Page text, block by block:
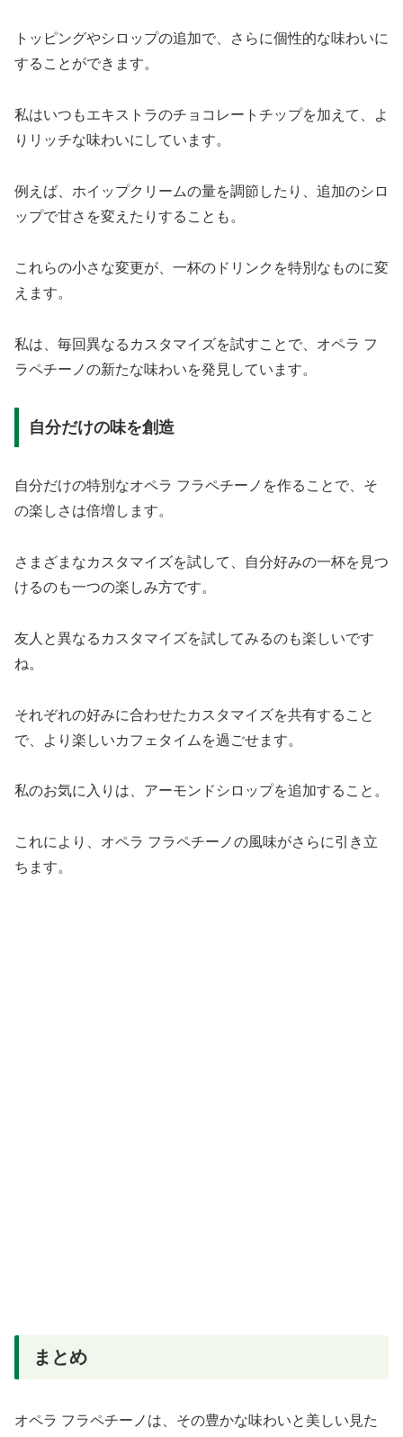
トッピングやシロップの追加で、さらに個性的な味わいに
することができます。
私はいつもエキストラのチョコレートチップを加えて、よ
りリッチな味わいにしています。
例えば、ホイップクリームの量を調節したり、追加のシロ
ップで甘さを変えたりすることも。
これらの小さな変更が、一杯のドリンクを特別なものに変
えます。
私は、毎回異なるカスタマイズを試すことで、オペラ フ
ラペチーノの新たな味わいを発見しています。
自分だけの味を創造
自分だけの特別なオペラ フラペチーノを作ることで、そ
の楽しさは倍増します。
さまざまなカスタマイズを試して、自分好みの一杯を見つ
けるのも一つの楽しみ方です。
友人と異なるカスタマイズを試してみるのも楽しいです
ね。
それぞれの好みに合わせたカスタマイズを共有すること
で、より楽しいカフェタイムを過ごせます。
私のお気に入りは、アーモンドシロップを追加すること。
これにより、オペラ フラペチーノの風味がさらに引き立
ちます。
まとめ
オペラ フラペチーノは、その豊かな味わいと美しい見た